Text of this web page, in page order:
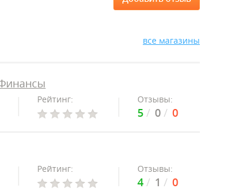
все магазины
Рейтинг: Отзывы:
5 0 0
Рейтинг: Отзывы:
4 1 0